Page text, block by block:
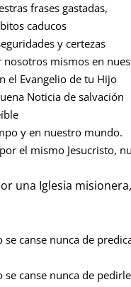
frases gastadas,
caducos
y certezas
nosotros mismos en
el Evangelio de tu Hijo
Noticia de salvación
y en nuestro mundo.
el mismo Jesucristo,
una Iglesia
se canse nunca de
se canse nunca de